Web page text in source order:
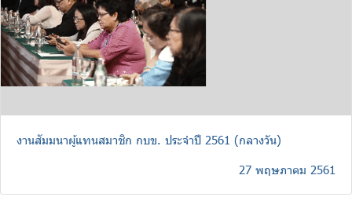
งานสัมมนาผู้แทนสมาชิก กบข. ประจำปี 2561 (กลางวัน)
27 พฤษภาคม 2561